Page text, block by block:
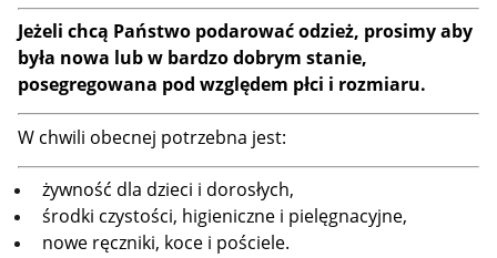
Jeżeli chcą Państwo podarować odzież, prosimy aby
była nowa lub w bardzo dobrym stanie,
posegregowana pod względem płci i rozmiaru.
W chwili obecnej potrzebna jest:
żywność dla dzieci i dorosłych,
środki czystości, higieniczne i pielęgnacyjne,
nowe ręczniki, koce i pościele.